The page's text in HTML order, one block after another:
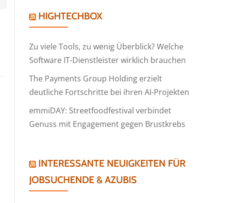
HIGHTECHBOX
Zu viele Tools, zu wenig Überblick? Welche
Software IT-Dienstleister wirklich brauchen
The Payments Group Holding erzielt
deutliche Fortschritte bei ihren AI-Projekten
emmiDAY: Streetfoodfestival verbindet
Genuss mit Engagement gegen Brustkrebs
INTERESSANTE NEUIGKEITEN FÜR
JOBSUCHENDE & AZUBIS